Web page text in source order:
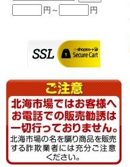
円～ 円